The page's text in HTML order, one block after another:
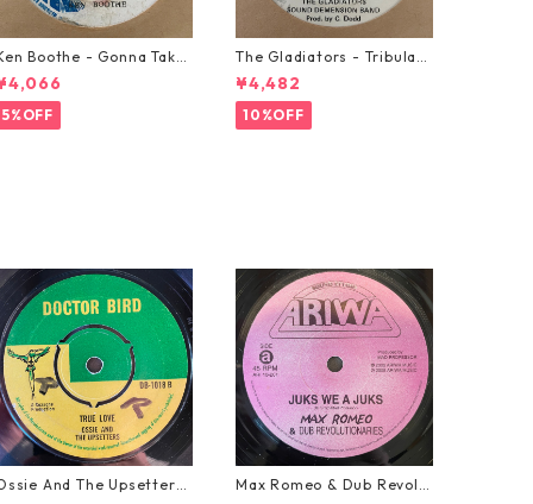
Boothe - Gonna Take
Miracle【7-21362】
5%OFF
The Gladiators - Tribulati
on【7-21365】
¥4,482
10%OFF
And The Upsetters
Max Romeo & Dub Revolu